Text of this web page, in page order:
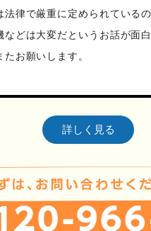
法律で厳重に定められている
などは大変だというお話が面
たお願いします。
詳しく見る